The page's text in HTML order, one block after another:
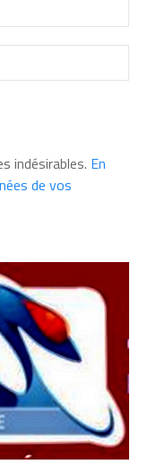
indésirables. En
de vos